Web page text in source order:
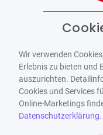
Wir verwenden
Erlebnis zu bieten und
auszurichten.
Cookies und Services
Online-Marketings
Datenschutzerklärung.